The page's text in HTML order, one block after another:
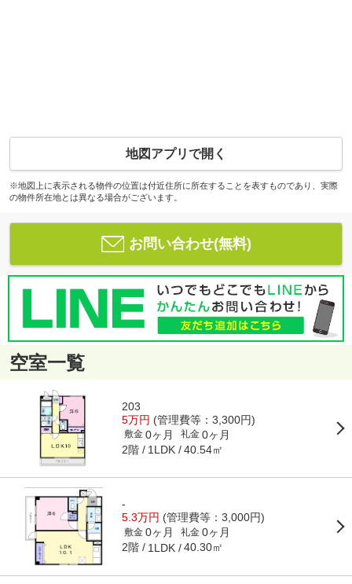
地図アプリで開く
※地図上に表示される物件の位置は付近住所に所在することを表すものであり、実際
の物件所在地とは異なる場合がございます。
お問い合わせ(無料)
空室一覧
203
5万円 (管理費等：3,300円)
敷金 0ヶ月 礼金 0ヶ月
2階 1LDK 40.54㎡
-
5.3万円 (管理費等：3,000円)
敷金 0ヶ月 礼金 0ヶ月
2階 1LDK 40.30㎡